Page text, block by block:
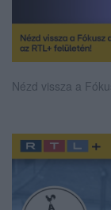
Nézd vissza a